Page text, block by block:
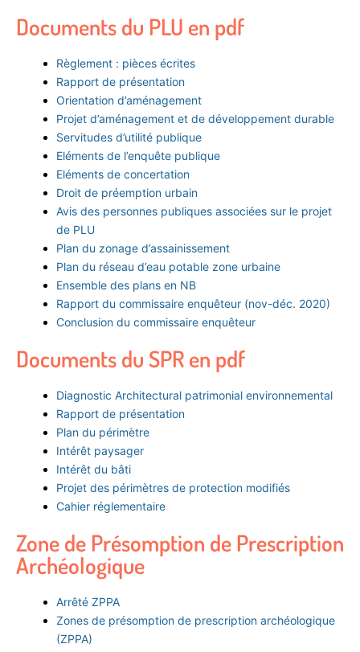
Documents du PLU en pdf
Règlement : pièces écrites
Rapport de présentation
Orientation d’aménagement
Projet d’aménagement et de développement durable
Servitudes d’utilité publique
Eléments de l’enquête publique
Eléments de concertation
Droit de préemption urbain
Avis des personnes publiques associées sur le projet
de PLU
Plan du zonage d’assainissement
Plan du réseau d’eau potable zone urbaine
Ensemble des plans en NB
Rapport du commissaire enquêteur (nov-déc. 2020)
Conclusion du commissaire enquêteur
Documents du SPR en pdf
Diagnostic Architectural patrimonial environnemental
Rapport de présentation
Plan du périmètre
Intérêt paysager
Intérêt du bâti
Projet des périmètres de protection modifiés
Cahier réglementaire
Zone de Présomption de Prescription
Archéologique
Arrêté ZPPA
Zones de présomption de prescription archéologique
(ZPPA)